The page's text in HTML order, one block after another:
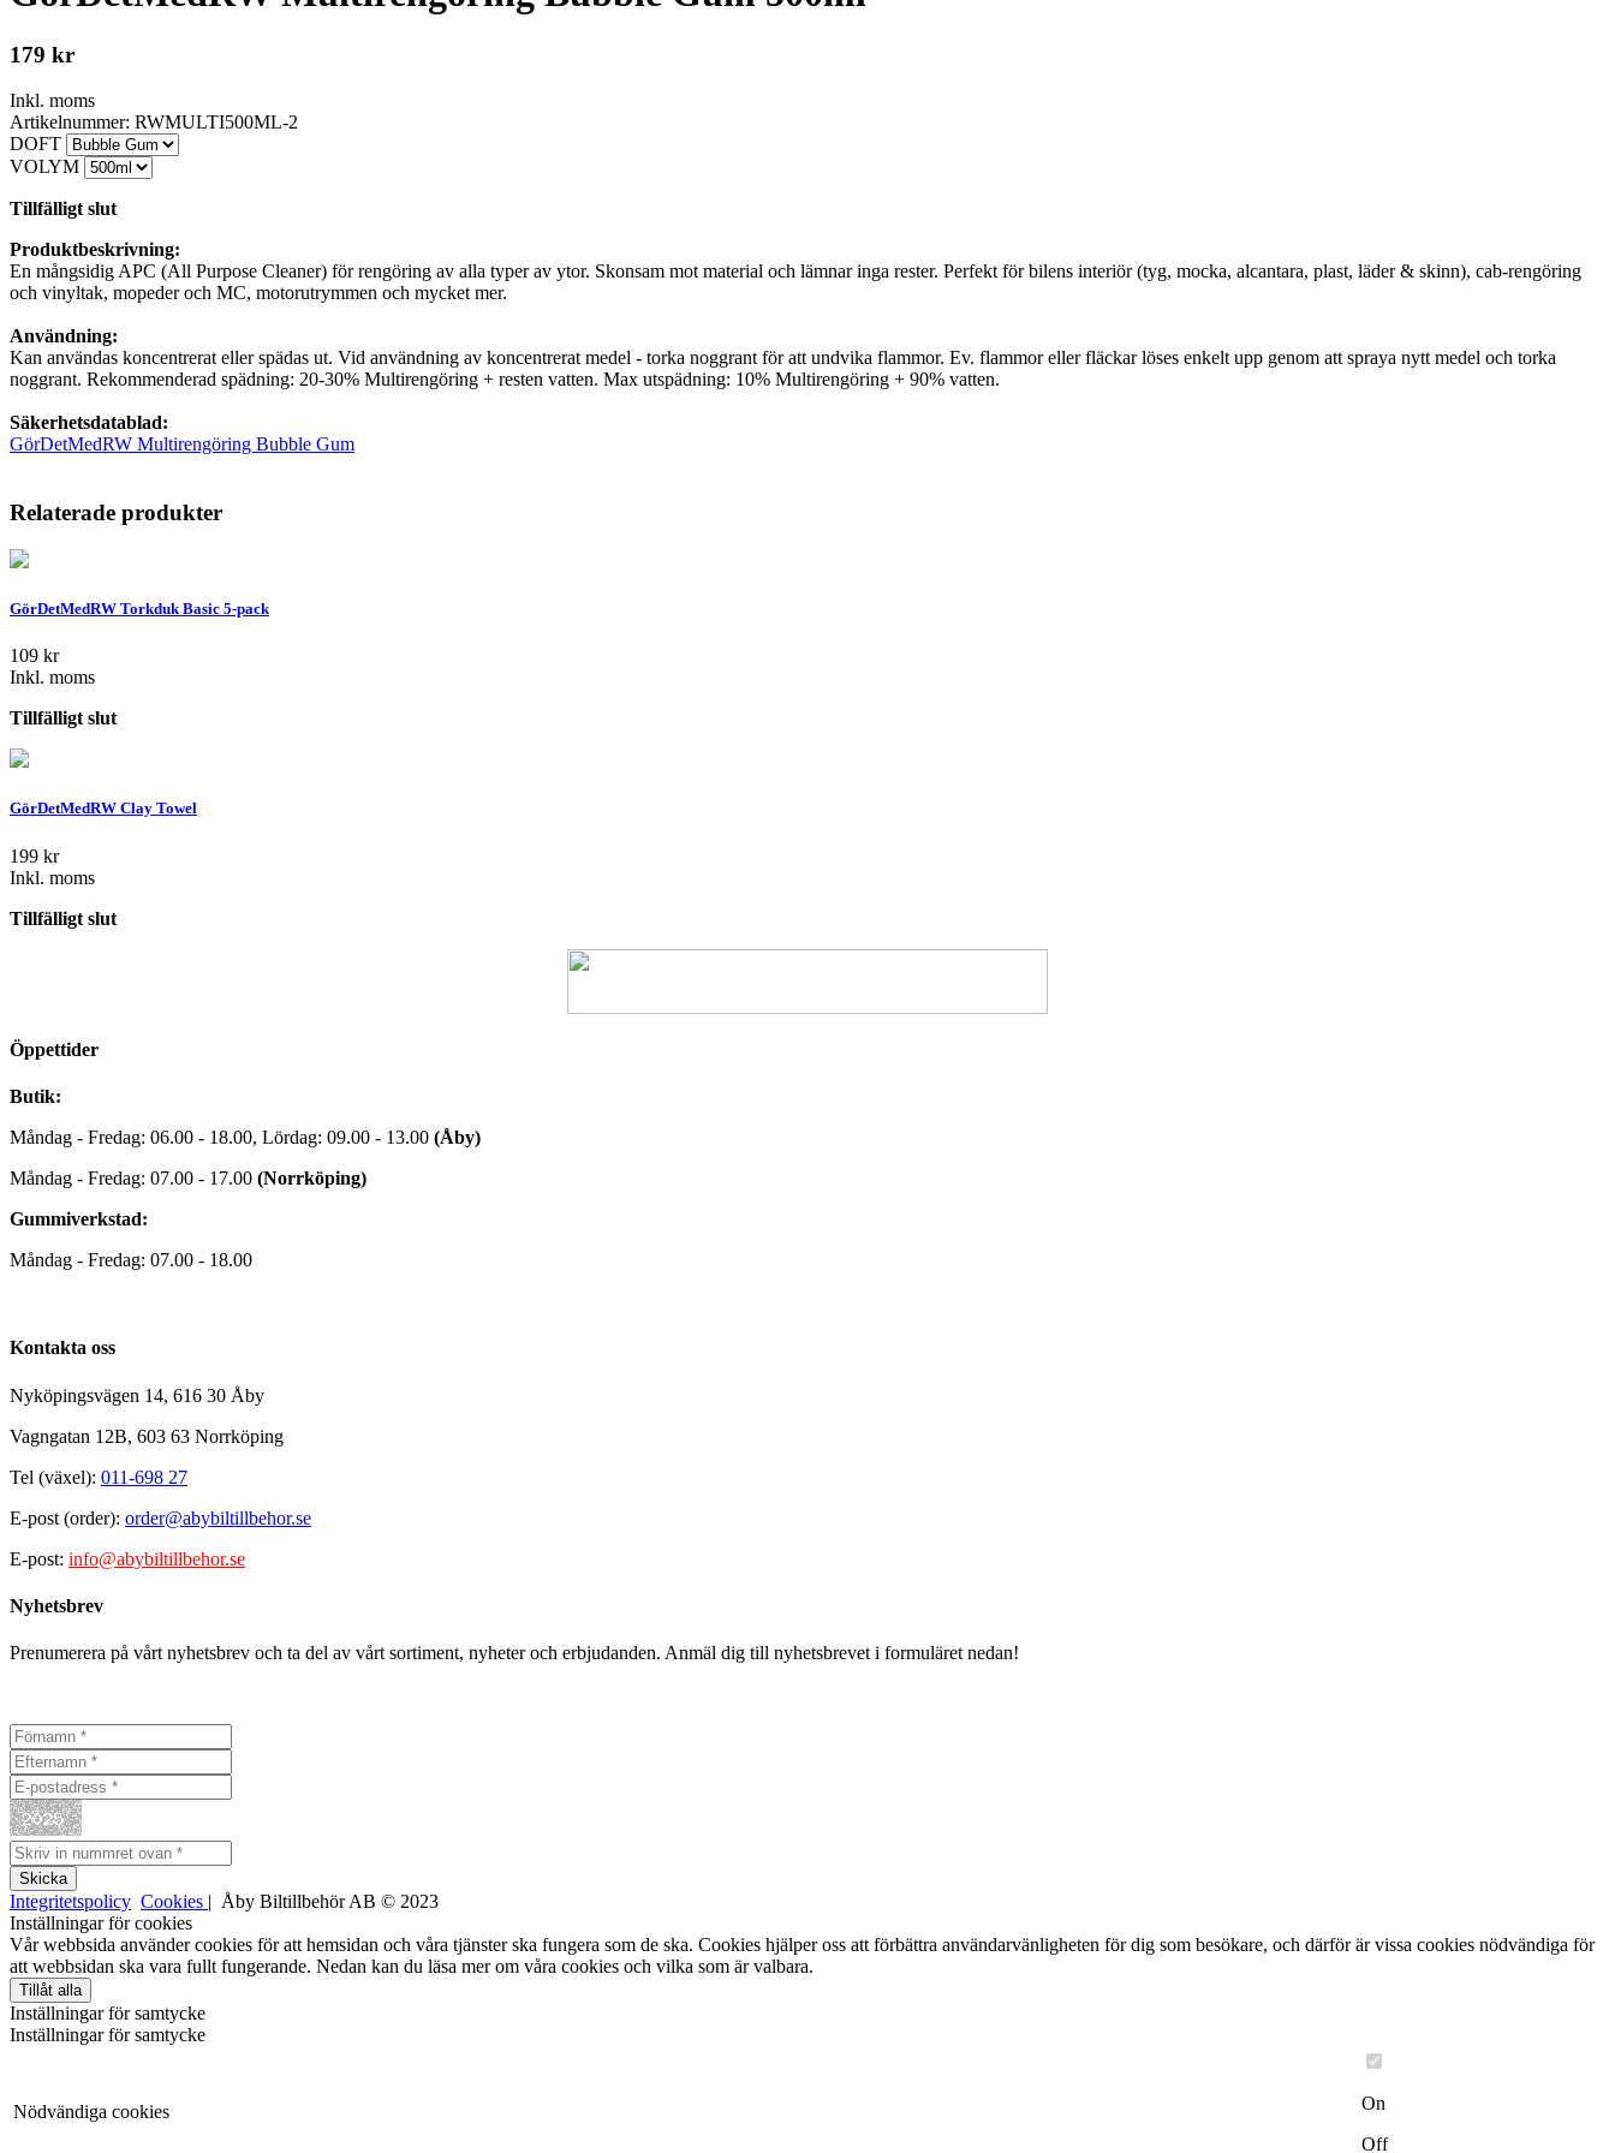
179 kr
Inkl. moms
Artikelnummer: RWMULTI500ML-2
DOFT
VOLYM
Tillfälligt slut
Produktbeskrivning:
En mångsidig APC (All Purpose Cleaner) för rengöring av alla typer av ytor. Skonsam mot material och lämnar inga rester. Perfekt för bilens interiör (tyg, mocka, alcantara, plast, läder & skinn), cab-rengöring
och vinyltak, mopeder och MC, motorutrymmen och mycket mer.
Användning:
Kan användas koncentrerat eller spädas ut. Vid användning av koncentrerat medel - torka noggrant för att undvika flammor. Ev. flammor eller fläckar löses enkelt upp genom att spraya nytt medel och torka
noggrant. Rekommenderad spädning: 20-30% Multirengöring + resten vatten. Max utspädning: 10% Multirengöring + 90% vatten.
Säkerhetsdatablad:
GörDetMedRW Multirengöring Bubble Gum
Relaterade produkter
GörDetMedRW Torkduk Basic 5-pack
109 kr
Inkl. moms
Tillfälligt slut
GörDetMedRW Clay Towel
199 kr
Inkl. moms
Tillfälligt slut
Öppettider
Butik:
Måndag - Fredag: 06.00 - 18.00, Lördag: 09.00 - 13.00 (Åby)
Måndag - Fredag: 07.00 - 17.00 (Norrköping)
Gummiverkstad:
Måndag - Fredag: 07.00 - 18.00
Kontakta oss
Nyköpingsvägen 14, 616 30 Åby
Vagngatan 12B, 603 63 Norrköping
Tel (växel): 011-698 27
E-post (order): order@abybiltillbehor.se
E-post: info@abybiltillbehor.se
Nyhetsbrev
Prenumerera på vårt nyhetsbrev och ta del av vårt sortiment, nyheter och erbjudanden. Anmäl dig till nyhetsbrevet i formuläret nedan!
Integritetspolicy Cookies | Åby Biltillbehör AB © 2023
Inställningar för cookies
Vår webbsida använder cookies för att hemsidan och våra tjänster ska fungera som de ska. Cookies hjälper oss att förbättra användarvänligheten för dig som besökare, och därför är vissa cookies nödvändiga för
att webbsidan ska vara fullt fungerande. Nedan kan du läsa mer om våra cookies och vilka som är valbara.
Tillåt alla
Inställningar för samtycke
Inställningar för samtycke
Nödvändiga cookies
On
Off